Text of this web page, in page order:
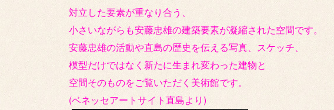
対立した要素が重なり合う、
小さいながらも安藤忠雄の建築要素が凝縮された空間です。
安藤忠雄の活動や直島の歴史を伝える写真、スケッチ、
模型だけではなく新たに生まれ変わった建物と
空間そのものをご覧いただく美術館です。
(ベネッセアートサイト直島より)